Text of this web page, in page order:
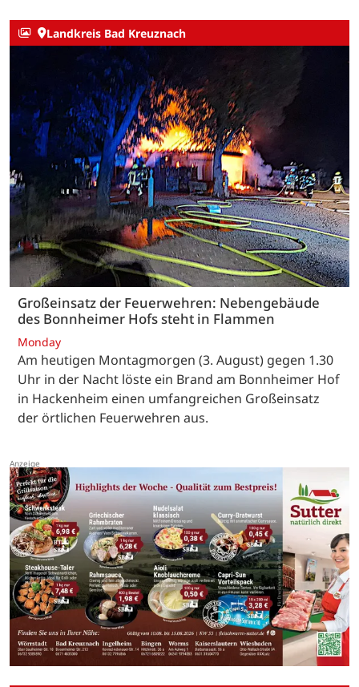
Landkreis Bad Kreuznach
Großeinsatz der Feuerwehren: Nebengebäude
des Bonnheimer Hofs steht in Flammen
Monday
Am heutigen Montagmorgen (3. August) gegen 1.30
Uhr in der Nacht löste ein Brand am Bonnheimer Hof
in Hackenheim einen umfangreichen Großeinsatz
der örtlichen Feuerwehren aus.